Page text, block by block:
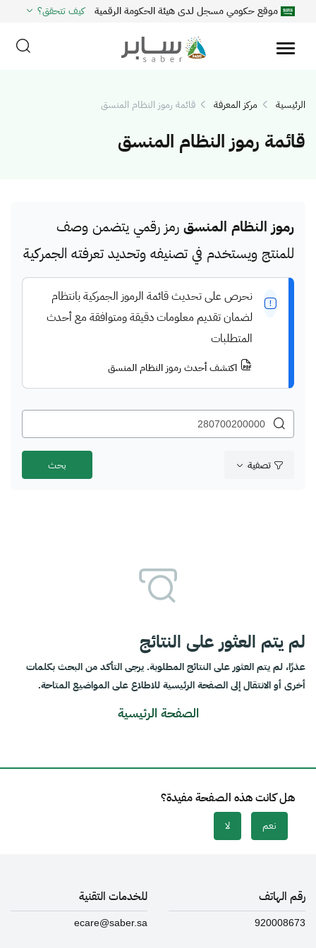
موقع حكومي مسجل لدى هيئة الحكومة الرقمية كيف تتحقق؟
الرئيسية مركز المعرفة قائمة رموز النظام المنسق
قائمة رموز النظام المنسق
رموز النظام المنسق رمز رقمي يتضمن وصف
للمنتج ويستخدم في تصنيفه وتحديد تعرفته الجمركية
نحرص على تحديث قائمة الرموز الجمركية بانتظام
لضمان تقديم معلومات دقيقة ومتوافقة مع أحدث
المتطلبات
اكتشف أحدث رموز النظام المنسق
تصفية
لم يتم العثور على النتائج
عذرًا، لم يتم العثور على النتائج المطلوبة. يرجى التأكد من البحث بكلمات
أخرى أو الانتقال إلى الصفحة الرئيسية للاطلاع على المواضيع المتاحة.
الصفحة الرئيسية
هل كانت هذه الصفحة مفيدة؟
نعم لا
رقم الهاتف
920008673
للخدمات التقنية
ecare@saber.sa